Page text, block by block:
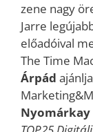
zene nagy
Jarre
előadóival
The Time
Árpád
Nyomárkay